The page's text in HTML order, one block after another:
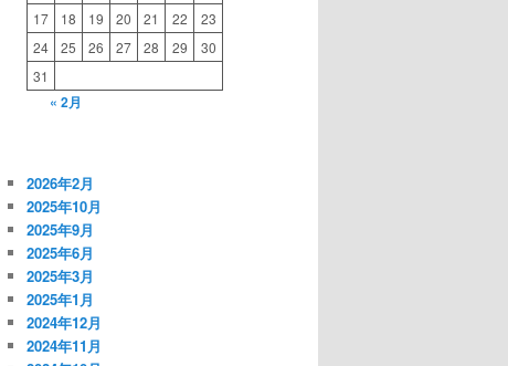
17
18 19 20 21 22
23
24
25 26 27 28 29
30
31
« 2月
2026年2月
2025年10月
2025年9月
2025年6月
2025年3月
2025年1月
2024年12月
2024年11月